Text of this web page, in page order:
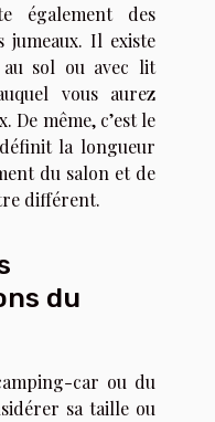
également des
jumeaux. Il existe
au sol ou avec lit
vous aurez
même, c’est le
la longueur
du salon et de
différent.
du
car ou du
sa taille ou